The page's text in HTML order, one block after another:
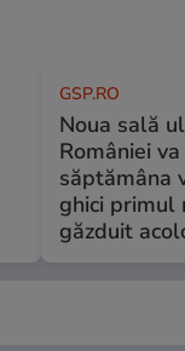
GSP.RO
Noua sală
României
săptămâna
ghici primul
găzduit